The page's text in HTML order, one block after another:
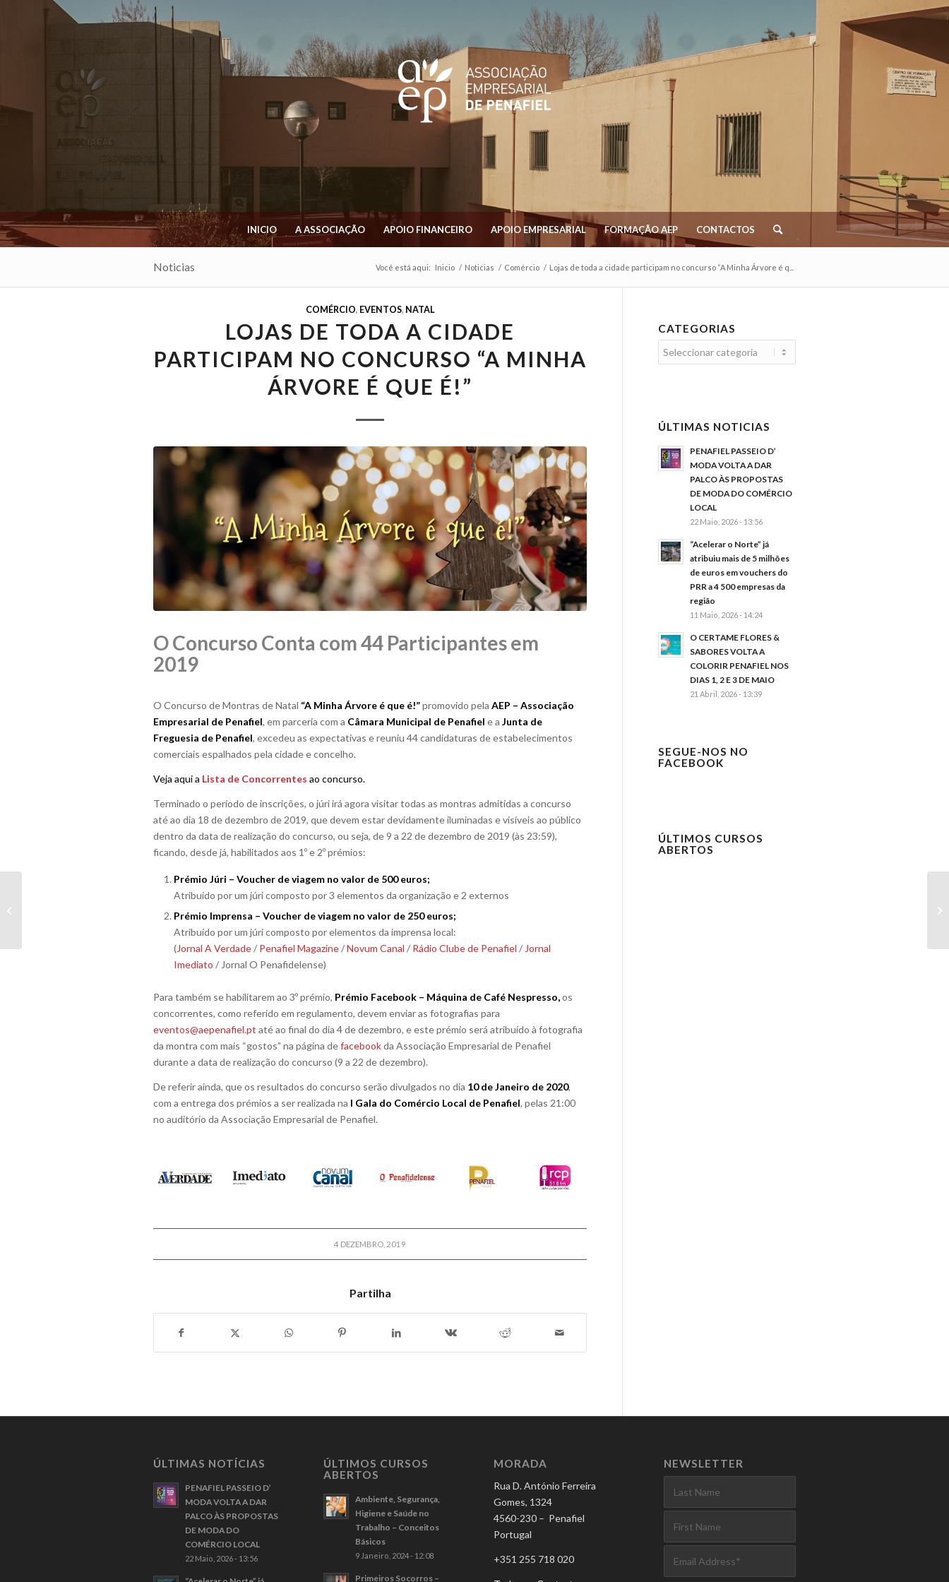
INICIO A ASSOCIAÇÃO APOIO FINANCEIRO APOIO EMPRESARIAL FORMAÇÃO AEP CONTACTOS
Noticias Você está aqui: Inicio / Noticias / Comércio / Lojas de toda a cidade participam no concurso “A Minha Árvore é q...
COMÉRCIO, EVENTOS, NATAL
LOJAS DE TODA A CIDADE
PARTICIPAM NO CONCURSO “A MINHA
ÁRVORE É QUE É!”
O Concurso Conta com 44 Participantes em
2019
O Concurso de Montras de Natal “A Minha Árvore é que é!”promovido pela AEP – Associação
Empresarial de Penafiel, em parceria com a Câmara Municipal de Penafiel e a Junta de
Freguesia de Penafiel, excedeu as expectativas e reuniu 44 candidaturas de estabelecimentos
comerciais espalhados pela cidade e concelho.
Veja aqui a Lista de Concorrentes ao concurso.
Terminado o período de inscrições, o júri irá agora visitar todas as montras admitidas a concurso
até ao dia 18 de dezembro de 2019, que devem estar devidamente iluminadas e visíveis ao público
dentro da data de realização do concurso, ou seja, de 9 a 22 de dezembro de 2019 (às 23:59),
ficando, desde já, habilitados aos 1º e 2º prémios:
Prémio Júri – Voucher de viagem no valor de 500 euros;
Atribuído por um júri composto por 3 elementos da organização e 2 externos
Prémio Imprensa – Voucher de viagem no valor de 250 euros;
Atribuído por um júri composto por elementos da imprensa local:
(Jornal A Verdade/ Penafiel Magazine/Novum Canal / Rádio Clube de Penafiel / Jornal
Imediato / Jornal O Penafidelense)
Para também se habilitarem ao 3º prémio, Prémio Facebook – Máquina de Café Nespresso,os
concorrentes, como referido em regulamento, devem enviar as fotografias para
eventos@aepenafiel.pt até ao final do dia 4 de dezembro, e este prémio será atribuído à fotografia
da montra com mais “gostos” na página defacebookda Associação Empresarial de Penafiel
durante a data de realização do concurso (9 a 22 de dezembro).
De referir ainda, que os resultados do concurso serão divulgados no dia 10 de Janeiro de 2020,
com a entrega dos prémios a ser realizada na I Gala do Comércio Local de Penafiel, pelas 21:00
no auditório da Associação Empresarial de Penafiel.
4 DEZEMBRO, 2019
Partilha
CATEGORIAS
Categorias
ÚLTIMAS NOTICIAS
PENAFIEL PASSEIO D’
MODA VOLTA A DAR
PALCO ÀS PROPOSTAS
DE MODA DO COMÉRCIO
LOCAL
22 Maio, 2026 - 13:56
“Acelerar o Norte” já
atribuiu mais de 5 milhões
de euros em vouchers do
PRR a 4 500 empresas da
região
11 Maio, 2026 - 14:24
O CERTAME FLORES &
SABORES VOLTA A
COLORIR PENAFIEL NOS
DIAS 1, 2 E 3 DE MAIO
21 Abril, 2026 - 13:39
SEGUE-NOS NO
FACEBOOK
ÚLTIMOS CURSOS
ABERTOS
ÚLTIMAS NOTÍCIAS
PENAFIEL PASSEIO D’
MODA VOLTA A DAR
PALCO ÀS PROPOSTAS
DE MODA DO
COMÉRCIO LOCAL
22 Maio, 2026 - 13:56
ÚLTIMOS CURSOS
ABERTOS
Ambiente, Segurança,
Higiene e Saúde no
Trabalho – Conceitos
Básicos
9 Janeiro, 2024 - 12:08
Primeiros Socorros –
MORADA
Rua D. António Ferreira
Gomes, 1324
4560-230 – Penafiel
Portugal
+351 255 718 020
NEWSLETTER